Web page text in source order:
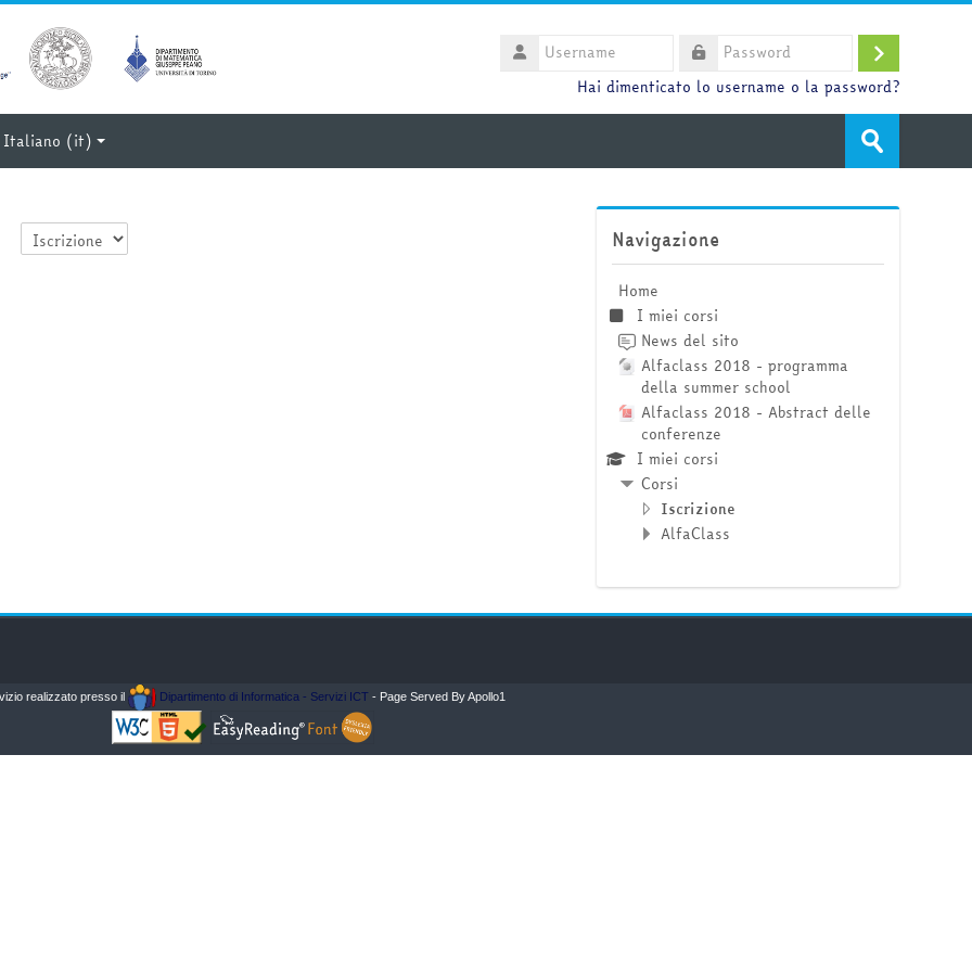
Username
Login
Hai dimenticato lo username o la password?
Italiano ‎(it)‎ Invia
Categorie di corso Navigazione
Home
I miei corsi
News del sito
Alfaclass 2018 - programma
della summer school
Alfaclass 2018 - Abstract delle
conferenze
I miei corsi
Corsi
Iscrizione
AlfaClass
realizzato presso il Dipartimento di Informatica - Servizi ICT - Page Served By Apollo1